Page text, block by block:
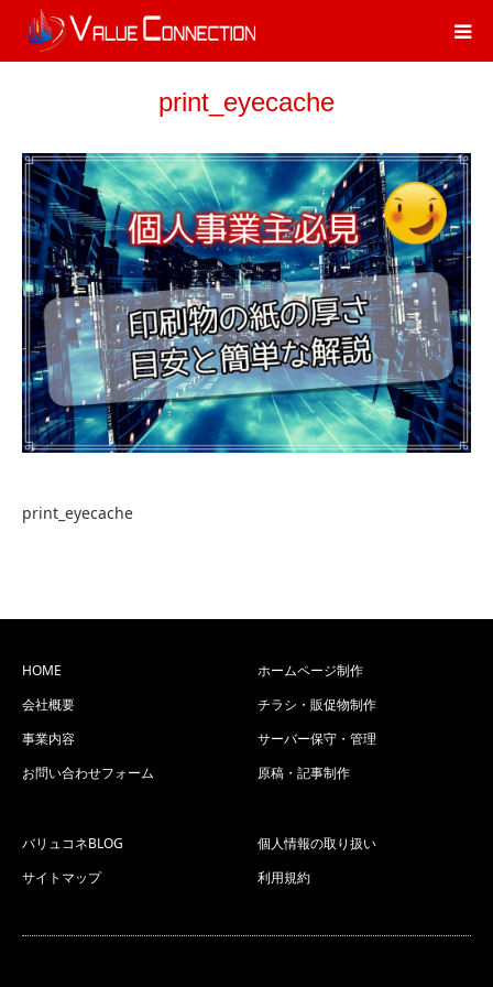
print_eyecache
print_eyecache
HOME
会社概要
事業内容
お問い合わせフォーム
ホームページ制作
チラシ・販促物制作
サーバー保守・管理
原稿・記事制作
バリュコネBLOG
サイトマップ
個人情報の取り扱い
利用規約